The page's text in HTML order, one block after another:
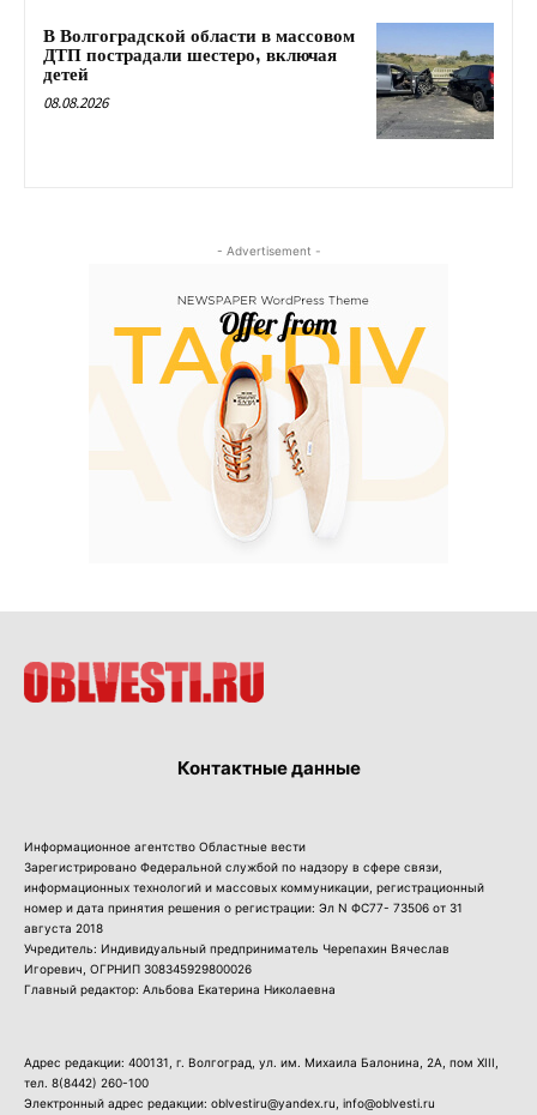
В Волгоградской области в массовом
ДТП пострадали шестеро, включая
детей
08.08.2026
- Advertisement -
Контактные данные
Информационное агентство Областные вести
Зарегистрировано Федеральной службой по надзору в сфере связи,
информационных технологий и массовых коммуникации, регистрационный
номер и дата принятия решения о регистрации: Эл N ФС77- 73506 от 31
августа 2018
Учредитель: Индивидуальный предприниматель Черепахин Вячеслав
Игоревич, ОГРНИП 308345929800026
Главный редактор: Альбова Екатерина Николаевна
Адрес редакции: 400131, г. Волгоград, ул. им. Михаила Балонина, 2А, пом XIII,
тел. 8(8442) 260-100
Электронный адрес редакции: oblvestiru@yandex.ru, info@oblvesti.ru